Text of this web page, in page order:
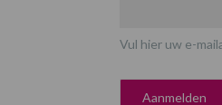
Vul hier uw e-